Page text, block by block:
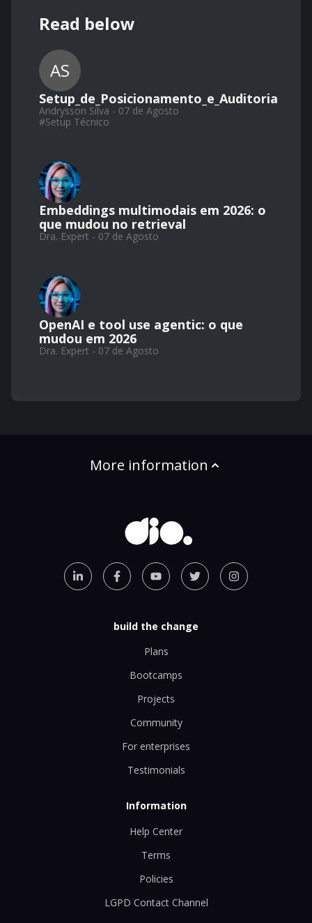
Read below
AS
Setup_de_Posicionamento_e_Auditoria
Andrysson Silva - 07 de Agosto
#Setup Técnico
Embeddings multimodais em 2026: o
que mudou no retrieval
Dra. Expert - 07 de Agosto
OpenAI e tool use agentic: o que
mudou em 2026
Dra. Expert - 07 de Agosto
More information
build the change
Plans
Bootcamps
Projects
Community
For enterprises
Testimonials
Information
Help Center
Terms
Policies
LGPD Contact Channel